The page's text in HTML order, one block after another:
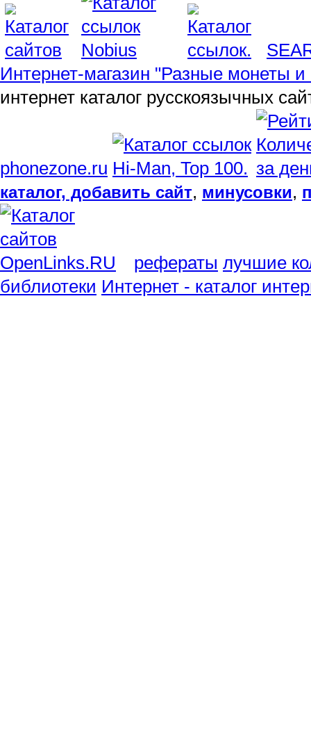
Интернет-магазин "Разные монеты и
интернет каталог русскоязычных
phonezone.ru
каталог, добавить сайт, минусовки,
рефераты лучшие
библиотеки Интернет - каталог